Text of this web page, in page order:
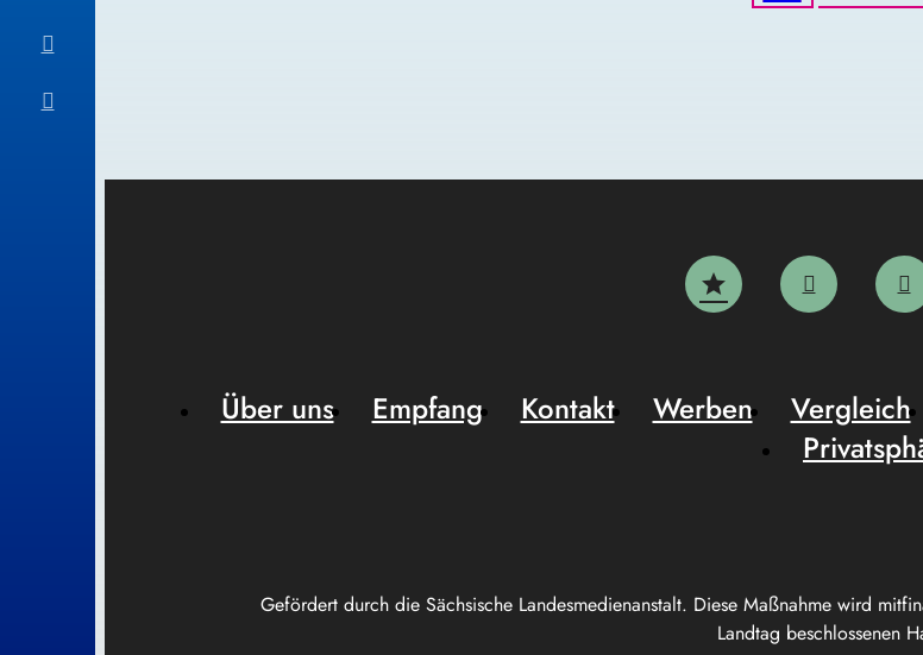
Gefördert durch die Sächsische Landesmedienanstalt. Diese Maßnahme wird
Landtag beschlossenen
Über uns Empfang Kontakt Werben Vergleich